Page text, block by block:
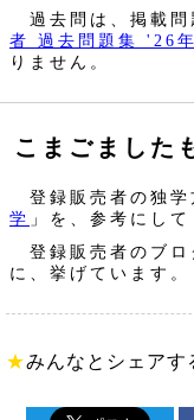
過去問は、掲載問
者 過去問題集 '26
りません。
こまごました
登録販売者の独学
学 」を、参考にして
登録販売者のブロ
に、挙げています。
★みんなとシェアす